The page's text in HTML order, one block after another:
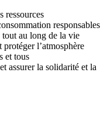
ressources
responsables
tout au long de la vie
l’atmosphère
et tous
assurer la solidarité et la